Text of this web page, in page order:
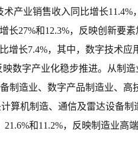
产业销售收入同比增长11.4%
长27%和12.3%，反映创新要
增长7.4%，其中，数字技术应
数字产业化稳步推进。从制
制造业、数字产品制造业、高
算机制造、通信及雷达设备制
和11.2%，反映制造业高